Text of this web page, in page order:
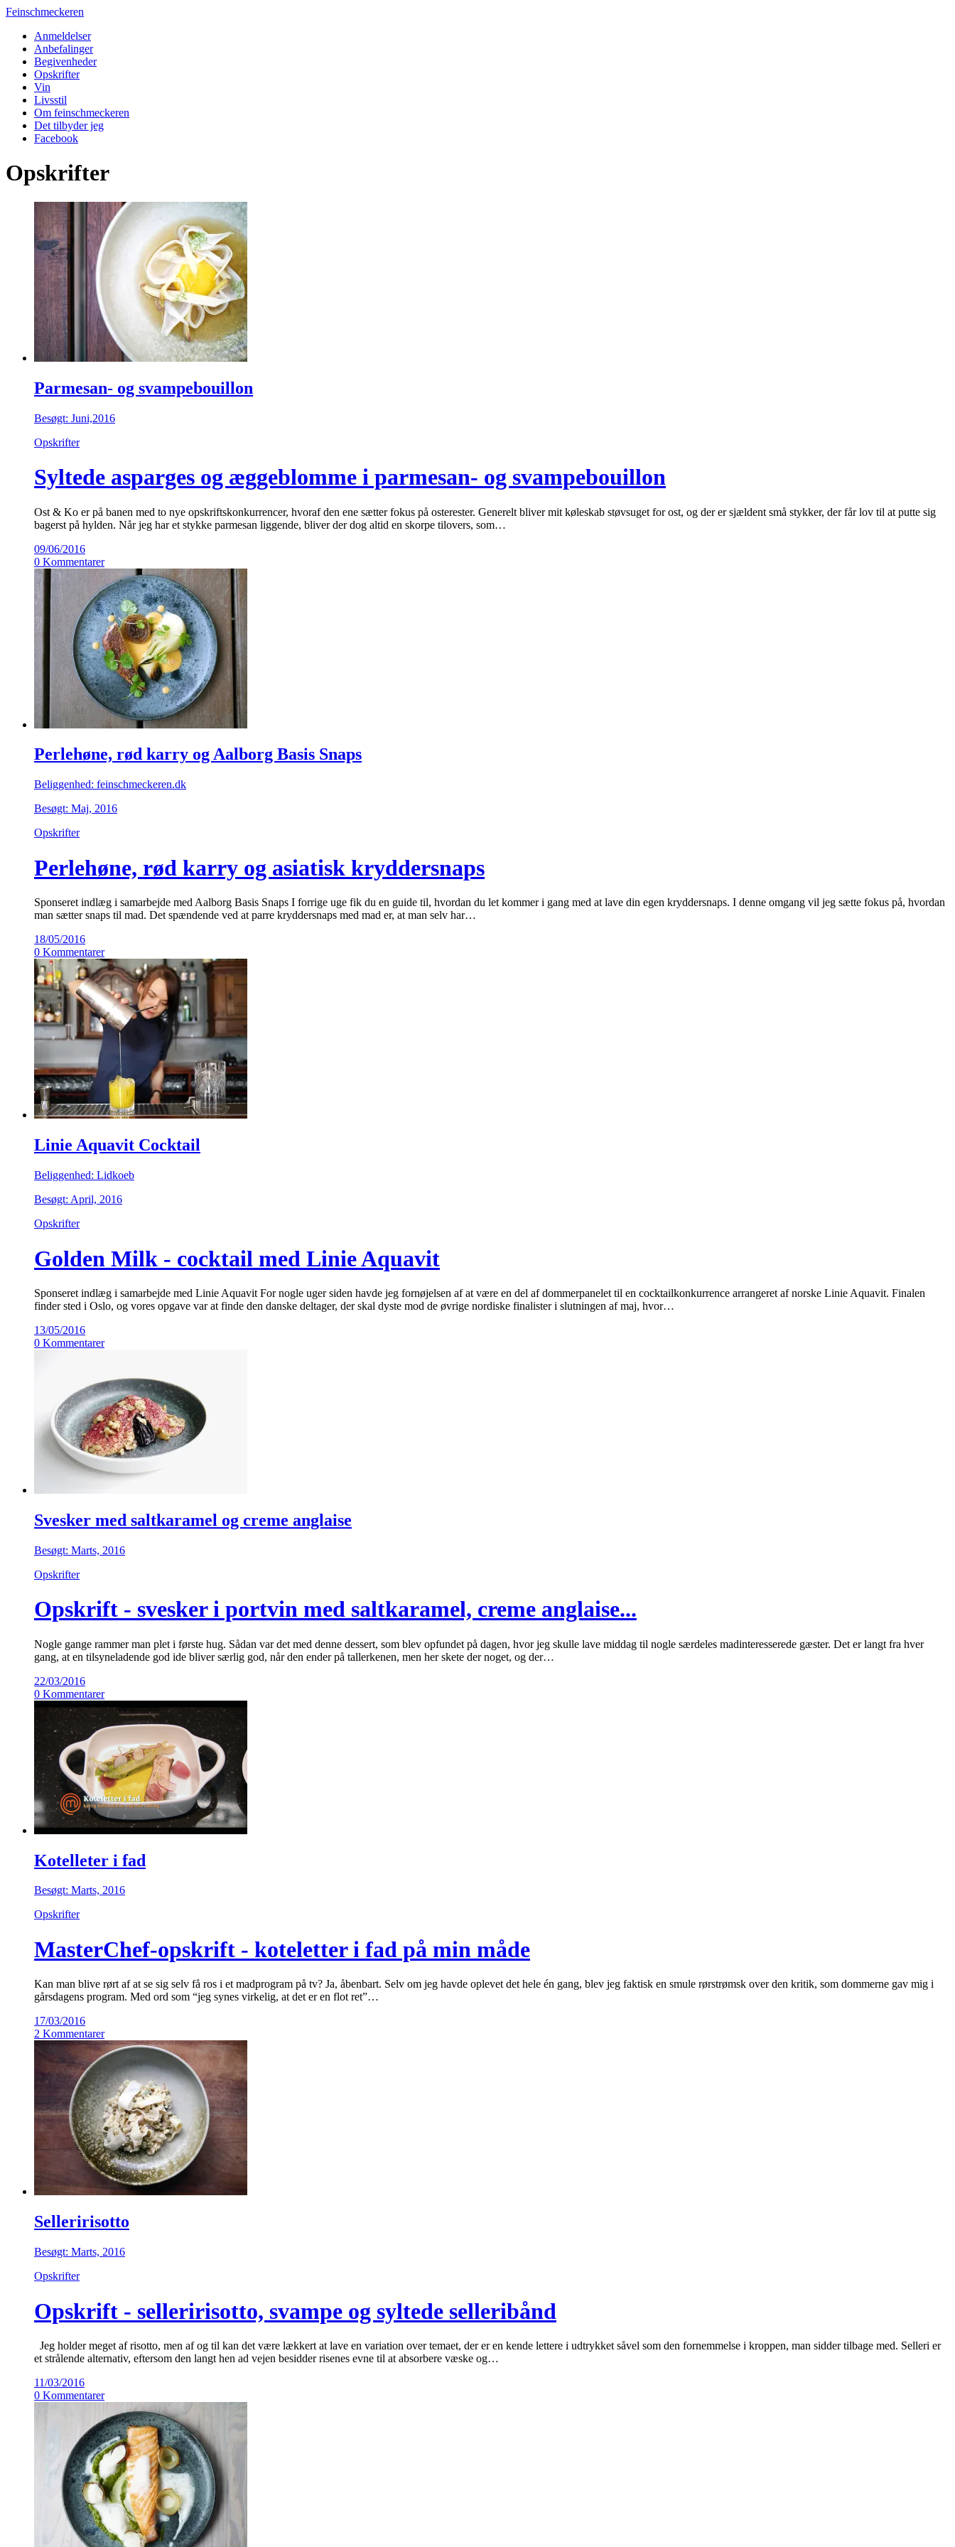
Feinschmeckeren
Anmeldelser
Anbefalinger
Begivenheder
Opskrifter
Vin
Livsstil
Om feinschmeckeren
Det tilbyder jeg
Facebook
Opskrifter
Parmesan- og svampebouillon
Besøgt: Juni,2016
Opskrifter
Syltede asparges og æggeblomme i parmesan- og svampebouillon
Ost & Ko er på banen med to nye opskriftskonkurrencer, hvoraf den ene sætter fokus på osterester. Generelt bliver mit køleskab støvsuget for ost, og der er sjældent små stykker, der får lov til at putte sig
bagerst på hylden. Når jeg har et stykke parmesan liggende, bliver der dog altid en skorpe tilovers, som…
09/06/2016
0 Kommentarer
Perlehøne, rød karry og Aalborg Basis Snaps
Beliggenhed: feinschmeckeren.dk
Besøgt: Maj, 2016
Opskrifter
Perlehøne, rød karry og asiatisk kryddersnaps
Sponseret indlæg i samarbejde med Aalborg Basis Snaps I forrige uge fik du en guide til, hvordan du let kommer i gang med at lave din egen kryddersnaps. I denne omgang vil jeg sætte fokus på, hvordan
man sætter snaps til mad. Det spændende ved at parre kryddersnaps med mad er, at man selv har…
18/05/2016
0 Kommentarer
Linie Aquavit Cocktail
Beliggenhed: Lidkoeb
Besøgt: April, 2016
Opskrifter
Golden Milk - cocktail med Linie Aquavit
Sponseret indlæg i samarbejde med Linie Aquavit For nogle uger siden havde jeg fornøjelsen af at være en del af dommerpanelet til en cocktailkonkurrence arrangeret af norske Linie Aquavit. Finalen
finder sted i Oslo, og vores opgave var at finde den danske deltager, der skal dyste mod de øvrige nordiske finalister i slutningen af maj, hvor…
13/05/2016
0 Kommentarer
Svesker med saltkaramel og creme anglaise
Besøgt: Marts, 2016
Opskrifter
Opskrift - svesker i portvin med saltkaramel, creme anglaise...
Nogle gange rammer man plet i første hug. Sådan var det med denne dessert, som blev opfundet på dagen, hvor jeg skulle lave middag til nogle særdeles madinteresserede gæster. Det er langt fra hver
gang, at en tilsyneladende god ide bliver særlig god, når den ender på tallerkenen, men her skete der noget, og der…
22/03/2016
0 Kommentarer
Kotelleter i fad
Besøgt: Marts, 2016
Opskrifter
MasterChef-opskrift - koteletter i fad på min måde
Kan man blive rørt af at se sig selv få ros i et madprogram på tv? Ja, åbenbart. Selv om jeg havde oplevet det hele én gang, blev jeg faktisk en smule rørstrømsk over den kritik, som dommerne gav mig i
gårsdagens program. Med ord som “jeg synes virkelig, at det er en flot ret”…
17/03/2016
2 Kommentarer
Selleririsotto
Besøgt: Marts, 2016
Opskrifter
Opskrift - selleririsotto, svampe og syltede selleribånd
Jeg holder meget af risotto, men af og til kan det være lækkert at lave en variation over temaet, der er en kende lettere i udtrykket såvel som den fornemmelse i kroppen, man sidder tilbage med. Selleri er
et strålende alternativ, eftersom den langt hen ad vejen besidder risenes evne til at absorbere væske og…
11/03/2016
0 Kommentarer